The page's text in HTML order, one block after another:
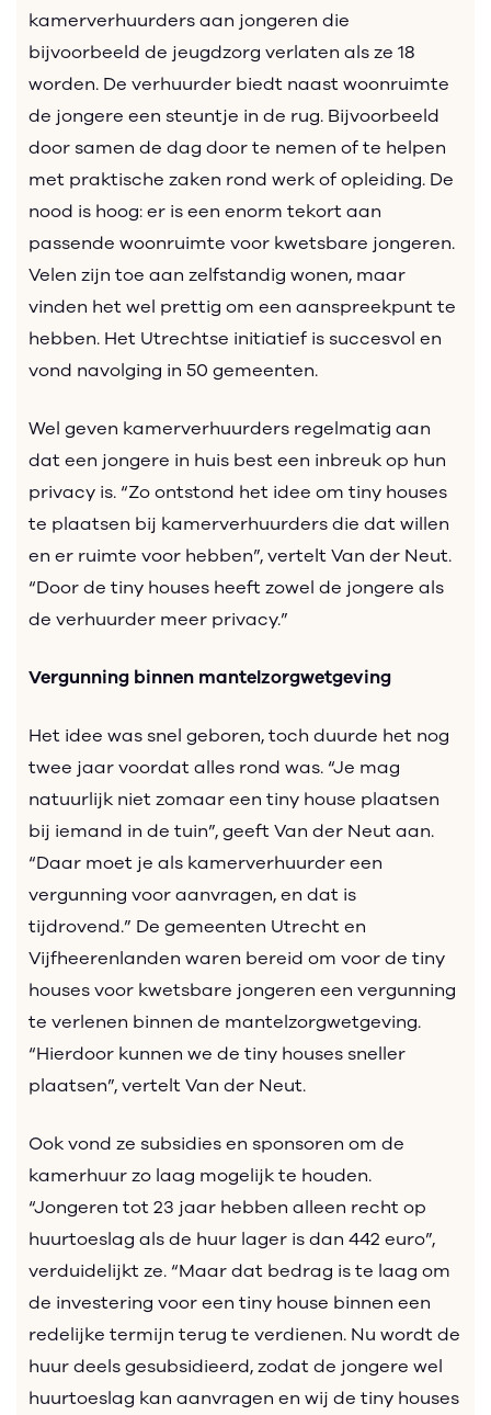
kamerverhuurders aan jongeren die
bijvoorbeeld de jeugdzorg verlaten als ze 18
worden. De verhuurder biedt naast woonruimte
de jongere een steuntje in de rug. Bijvoorbeeld
door samen de dag door te nemen of te helpen
met praktische zaken rond werk of opleiding. De
nood is hoog: er is een enorm tekort aan
passende woonruimte voor kwetsbare jongeren.
Velen zijn toe aan zelfstandig wonen, maar
vinden het wel prettig om een aanspreekpunt te
hebben. Het Utrechtse initiatief is succesvol en
vond navolging in 50 gemeenten.
Wel geven kamerverhuurders regelmatig aan
dat een jongere in huis best een inbreuk op hun
privacy is. “Zo ontstond het idee om tiny houses
te plaatsen bij kamerverhuurders die dat willen
en er ruimte voor hebben”, vertelt Van der Neut.
“Door de tiny houses heeft zowel de jongere als
de verhuurder meer privacy.”
Vergunning binnen mantelzorgwetgeving
Het idee was snel geboren, toch duurde het nog
twee jaar voordat alles rond was. “Je mag
natuurlijk niet zomaar een tiny house plaatsen
bij iemand in de tuin”, geeft Van der Neut aan.
“Daar moet je als kamerverhuurder een
vergunning voor aanvragen, en dat is
tijdrovend.” De gemeenten Utrecht en
Vijfheerenlanden waren bereid om voor de tiny
houses voor kwetsbare jongeren een vergunning
te verlenen binnen de mantelzorgwetgeving.
“Hierdoor kunnen we de tiny houses sneller
plaatsen”, vertelt Van der Neut.
Ook vond ze subsidies en sponsoren om de
kamerhuur zo laag mogelijk te houden.
“Jongeren tot 23 jaar hebben alleen recht op
huurtoeslag als de huur lager is dan 442 euro”,
verduidelijkt ze. “Maar dat bedrag is te laag om
de investering voor een tiny house binnen een
redelijke termijn terug te verdienen. Nu wordt de
huur deels gesubsidieerd, zodat de jongere wel
huurtoeslag kan aanvragen en wij de tiny houses